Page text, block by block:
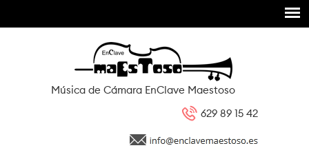
Música de Cámara EnClave Maestoso
629 89 15 42